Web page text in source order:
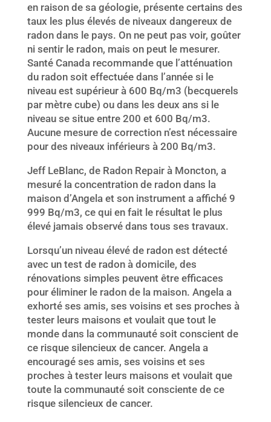
en raison de sa géologie, présente certains des
taux les plus élevés de niveaux dangereux de
radon dans le pays. On ne peut pas voir, goûter
ni sentir le radon, mais on peut le mesurer.
Santé Canada recommande que l’atténuation
du radon soit effectuée dans l’année si le
niveau est supérieur à 600 Bq/m3 (becquerels
par mètre cube) ou dans les deux ans si le
niveau se situe entre 200 et 600 Bq/m3.
Aucune mesure de correction n’est nécessaire
pour des niveaux inférieurs à 200 Bq/m3.
Jeff LeBlanc, de Radon Repair à Moncton, a
mesuré la concentration de radon dans la
maison d’Angela et son instrument a affiché 9
999 Bq/m3, ce qui en fait le résultat le plus
élevé jamais observé dans tous ses travaux.
Lorsqu’un niveau élevé de radon est détecté
avec un test de radon à domicile, des
rénovations simples peuvent être efficaces
pour éliminer le radon de la maison. Angela a
exhorté ses amis, ses voisins et ses proches à
tester leurs maisons et voulait que tout le
monde dans la communauté soit conscient de
ce risque silencieux de cancer. Angela a
encouragé ses amis, ses voisins et ses
proches à tester leurs maisons et voulait que
toute la communauté soit consciente de ce
risque silencieux de cancer.